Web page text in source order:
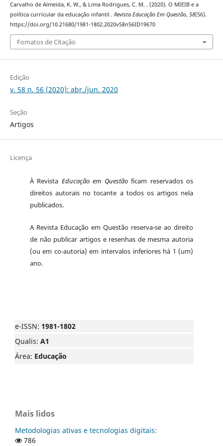
Carvalho de Almeida, K. W., & Lima Rodrigues, C. M. . (2020). O MIEIB e a
política curricular da educação infantil . Revista Educação Em Questão, 58(56).
https://doi.org/10.21680/1981-1802.2020v58n56ID19670
Fomatos de Citação
Edição
v. 58 n. 56 (2020): abr./jun. 2020
Seção
Artigos
Licença
À Revista Educação em Questãoficam reservados os
direitos autorais no tocante a todos os artigos nela
publicados.
A Revista Educação em Questão reserva-se ao direito
de não publicar artigos e resenhas de mesma autoria
(ou em co-autoria) em intervalos inferiores há 1 (um)
ano.
e-ISSN: 1981-1802
Qualis: A1
Área: Educação
Mais lidos
Metodologias ativas e tecnologias digitais:
786